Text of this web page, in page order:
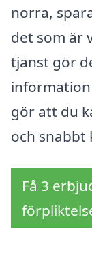
norra,
det som är
tjänst gör
gör att du
och snabbt
Få 3